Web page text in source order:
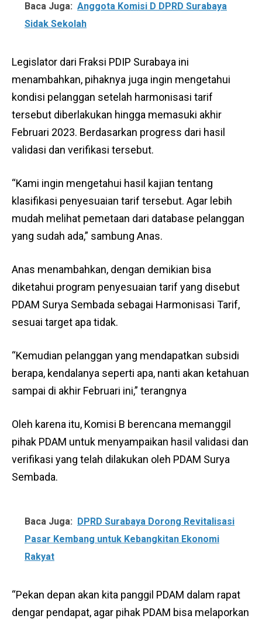
Baca Juga: Anggota Komisi D DPRD Surabaya
Sidak Sekolah
Legislator dari Fraksi PDIP Surabaya ini
menambahkan, pihaknya juga ingin mengetahui
kondisi pelanggan setelah harmonisasi tarif
tersebut diberlakukan hingga memasuki akhir
Februari 2023. Berdasarkan progress dari hasil
validasi dan verifikasi tersebut.
“Kami ingin mengetahui hasil kajian tentang
klasifikasi penyesuaian tarif tersebut. Agar lebih
mudah melihat pemetaan dari database pelanggan
yang sudah ada,” sambung Anas.
Anas menambahkan, dengan demikian bisa
diketahui program penyesuaian tarif yang disebut
PDAM Surya Sembada sebagai Harmonisasi Tarif,
sesuai target apa tidak.
“Kemudian pelanggan yang mendapatkan subsidi
berapa, kendalanya seperti apa, nanti akan ketahuan
sampai di akhir Februari ini,” terangnya
Oleh karena itu, Komisi B berencana memanggil
pihak PDAM untuk menyampaikan hasil validasi dan
verifikasi yang telah dilakukan oleh PDAM Surya
Sembada.
Baca Juga: DPRD Surabaya Dorong Revitalisasi
Pasar Kembang untuk Kebangkitan Ekonomi
Rakyat
“Pekan depan akan kita panggil PDAM dalam rapat
dengar pendapat, agar pihak PDAM bisa melaporkan